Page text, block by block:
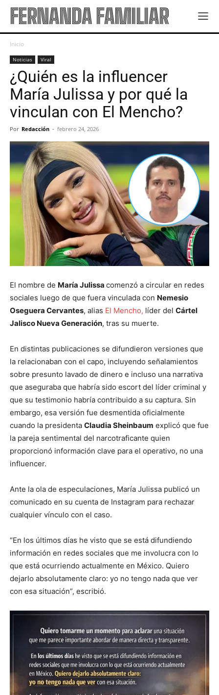
FERNANDA FAMILIAR
Inicio
Noticias Viral
¿Quién es la influencer
María Julissa y por qué la
vinculan con El Mencho?
Por Redacción - febrero 24, 2026
El nombre de María Julissa comenzó a circular en redes
sociales luego de que fuera vinculada con Nemesio
Oseguera Cervantes, alias El Mencho, líder del Cártel
Jalisco Nueva Generación, tras su muerte.
En distintas publicaciones se difundieron versiones que
la relacionaban con el capo, incluyendo señalamientos
sobre presunto lavado de dinero e incluso una narrativa
que aseguraba que habría sido escort del líder criminal y
que su testimonio habría contribuido a su captura. Sin
embargo, esa versión fue desmentida oficialmente
cuando la presidenta Claudia Sheinbaum explicó que fue
la pareja sentimental del narcotraficante quien
proporcionó información clave para el operativo, no una
influencer.
Ante la ola de especulaciones, María Julissa publicó un
comunicado en su cuenta de Instagram para rechazar
cualquier vínculo con el caso.
“En los últimos días he visto que se está difundiendo
información en redes sociales que me involucra con lo
que está ocurriendo actualmente en México. Quiero
dejarlo absolutamente claro: yo no tengo nada que ver
con esa situación”, escribió.